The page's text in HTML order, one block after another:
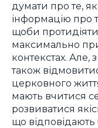
думати про те,
інформацію про
щоби
максимально
контекстах.
також
церковного
мають вчитися
розвиватися
що відповідають